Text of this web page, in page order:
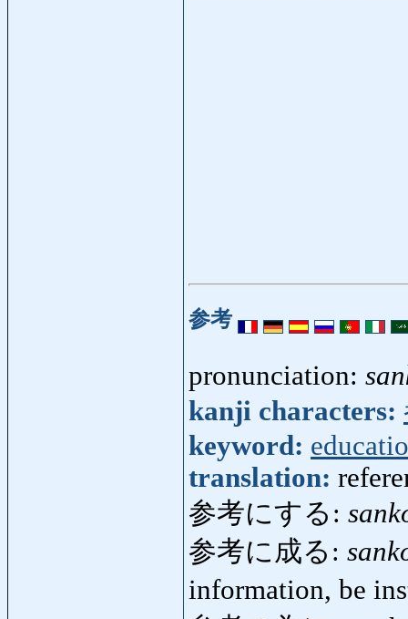
参考
pronunciation:
kanji characters:
keyword:
translation:
参考にする:
参考に成る:
information, be